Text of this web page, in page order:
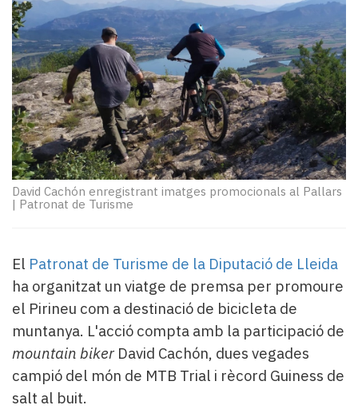
Entrevistes
Enquestes
A
escena!
Dis
la
teva!
Subscriptors
La
newsletter
del
Pallars
Lo
més
llegit...
Editorial
David Cachón enregistrant imatges promocionals al Pallars
| Patronat de Turisme
El Patronat de Turisme de la Diputació de Lleida
ha organitzat un viatge de premsa per promoure
el Pirineu com a destinació de bicicleta de
muntanya. L'acció compta amb la participació de
mountain bikerDavid Cachón, dues vegades
campió del món de MTB Trial i rècord Guiness de
salt al buit.